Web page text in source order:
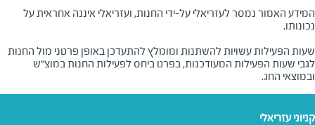
המידע האמור נמסר לעזריאלי על-ידי החנות, ועזריאלי איננה אחראית על
שעות הפעילות עשויות להשתנות ומומלץ להתעדכן באופן פרטני מול החנות
לגבי שעות הפעילות המעודכנות, בפרט ביחס לפעילות החנות במוצ"ש
ובמוצאי החג.
קניוני עזריאלי